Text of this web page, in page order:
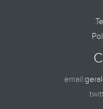
email: